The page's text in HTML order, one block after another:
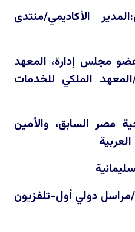
الأكاديمي/منتدى
مجلس إدارة، المعهد
المعهد الملكي للخدمات
مصر السابق، والأمين
مراسل دولي أول-تلفزيون